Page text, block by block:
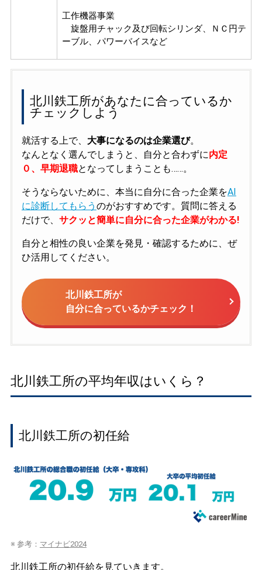
工作機器事業
旋盤用チャック及び回転シリンダ、ＮＣ円テ
ーブル、パワーバイスなど
北川鉄工所があなたに合っているか
チェックしよう
就活する上で、 大事になるのは企業選び。
なんとなく選んでしまうと、自分と合わずに内定
０、早期退職となってしまうことも……。
そうならないために、本当に自分に合った企業をAI
に診断してもらう のがおすすめです。質問に答える
だけで、 サクッと簡単に自分に合った企業がわかる!
自分と相性の良い企業を発見・確認するために、ぜ
ひ活用してください。
北川鉄工所が
自分に合っているかチェック！
北川鉄工所の平均年収はいくら？
北川鉄工所の初任給
※ 参考： マイナビ2024
北川鉄工所の初任給を見ていきます。